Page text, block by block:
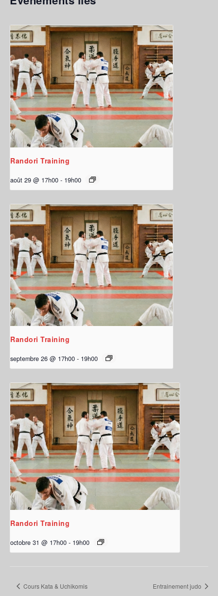
Randori Training
août 29 @ 17h00 - 19h00
Randori Training
septembre 26 @ 17h00 - 19h00
Randori Training
octobre 31 @ 17h00 - 19h00
Cours Kata & Uchikomis Entrainement judo